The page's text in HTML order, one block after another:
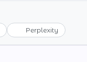
Perplexity